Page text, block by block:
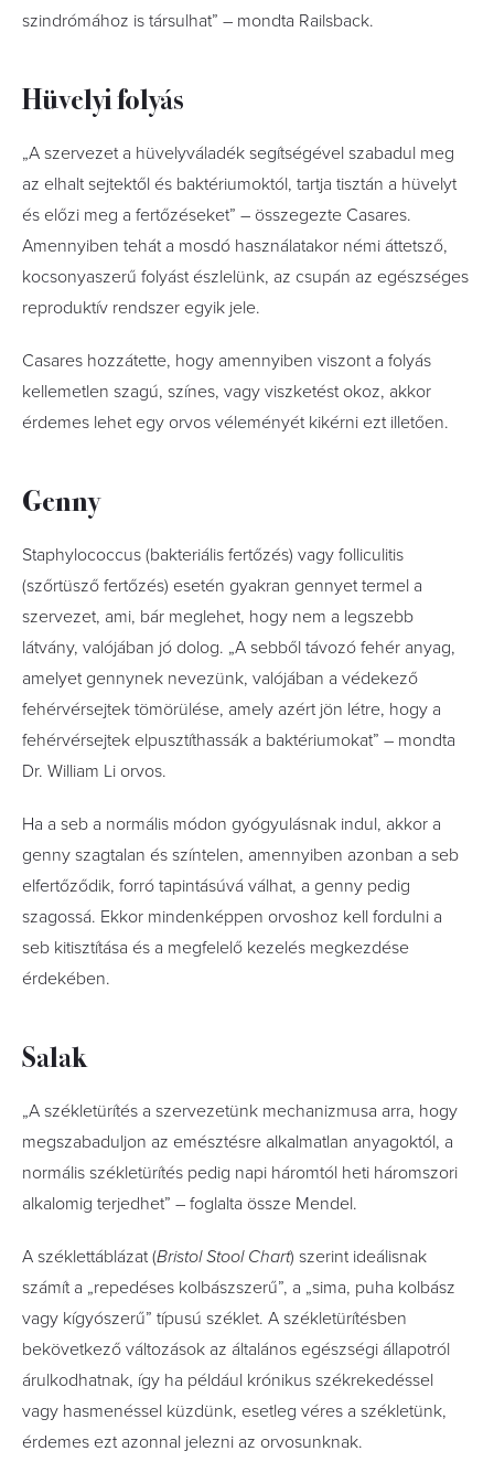
szindrómához is társulhat” – mondta Railsback.
Hüvelyi folyás
„A szervezet a hüvelyváladék segítségével szabadul meg
az elhalt sejtektől és baktériumoktól, tartja tisztán a hüvelyt
és előzi meg a fertőzéseket” – összegezte Casares.
Amennyiben tehát a mosdó használatakor némi áttetsző,
kocsonyaszerű folyást észlelünk, az csupán az egészséges
reproduktív rendszer egyik jele.
Casares hozzátette, hogy amennyiben viszont a folyás
kellemetlen szagú, színes, vagy viszketést okoz, akkor
érdemes lehet egy orvos véleményét kikérni ezt illetően.
Genny
Staphylococcus (bakteriális fertőzés) vagy folliculitis
(szőrtüsző fertőzés) esetén gyakran gennyet termel a
szervezet, ami, bár meglehet, hogy nem a legszebb
látvány, valójában jó dolog. „A sebből távozó fehér anyag,
amelyet gennynek nevezünk, valójában a védekező
fehérvérsejtek tömörülése, amely azért jön létre, hogy a
fehérvérsejtek elpusztíthassák a baktériumokat” – mondta
Dr. William Li orvos.
Ha a seb a normális módon gyógyulásnak indul, akkor a
genny szagtalan és színtelen, amennyiben azonban a seb
elfertőződik, forró tapintásúvá válhat, a genny pedig
szagossá. Ekkor mindenképpen orvoshoz kell fordulni a
seb kitisztítása és a megfelelő kezelés megkezdése
érdekében.
Salak
„A székletürítés a szervezetünk mechanizmusa arra, hogy
megszabaduljon az emésztésre alkalmatlan anyagoktól, a
normális székletürítés pedig napi háromtól heti háromszori
alkalomig terjedhet” – foglalta össze Mendel.
A széklettáblázat (Bristol Stool Chart) szerint ideálisnak
számít a „repedéses kolbászszerű”, a „sima, puha kolbász
vagy kígyószerű” típusú széklet. A székletürítésben
bekövetkező változások az általános egészségi állapotról
árulkodhatnak, így ha például krónikus székrekedéssel
vagy hasmenéssel küzdünk, esetleg véres a székletünk,
érdemes ezt azonnal jelezni az orvosunknak.